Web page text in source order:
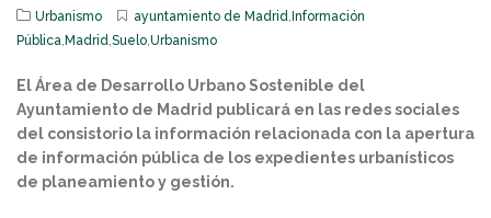
Urbanismo ayuntamiento de Madrid, Información
Pública, Madrid,Suelo,Urbanismo
El Área de Desarrollo Urbano Sostenible del
Ayuntamiento de Madrid publicará en las redes sociales
del consistorio la información relacionada con la apertura
de información pública de los expedientes urbanísticos
de planeamiento y gestión.